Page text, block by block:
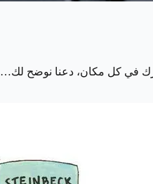
في كل مكان، دعنا نوضح لك…